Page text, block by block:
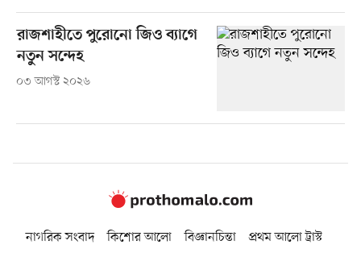
রাজশাহীতে পুরোনো জিও ব্যাগে
নতুন সন্দেহ
০৩ আগস্ট ২০২৬
নাগরিক সংবাদ কিশোর আলো বিজ্ঞানচিন্তা
প্রথম আলো ট্রাস্ট